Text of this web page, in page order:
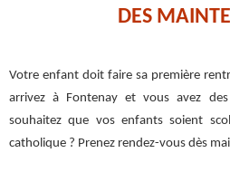
DES
Votre enfant doit faire sa première
arrivez à Fontenay et vous avez
souhaitez que vos enfants soient
catholique ? Prenez rendez-vous dès